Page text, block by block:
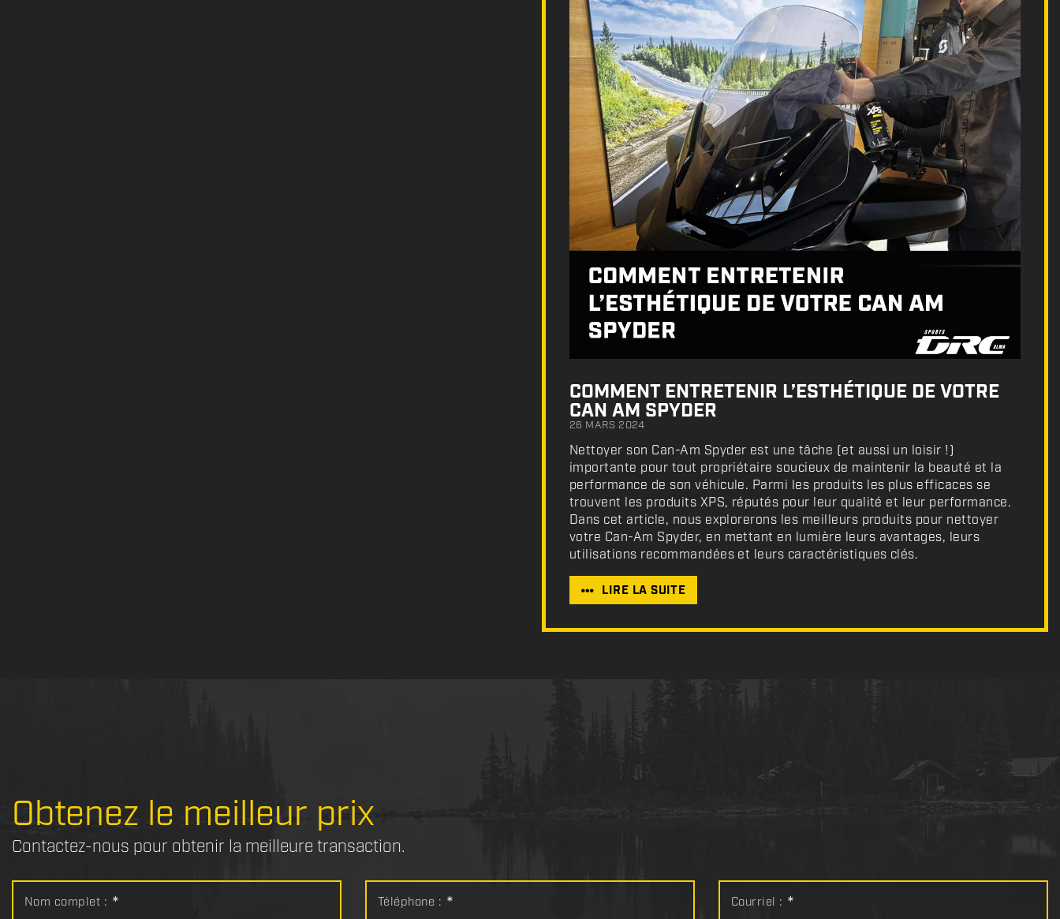
COMMENT ENTRETENIR L’ESTHÉTIQUE DE VOTRE
CAN AM SPYDER
26 MARS 2024
Nettoyer son Can-Am Spyder est une tâche (et aussi un loisir !)
importante pour tout propriétaire soucieux de maintenir la beauté et la
performance de son véhicule. Parmi les produits les plus efficaces se
trouvent les produits XPS, réputés pour leur qualité et leur performance.
Dans cet article, nous explorerons les meilleurs produits pour nettoyer
votre Can-Am Spyder, en mettant en lumière leurs avantages, leurs
utilisations recommandées et leurs caractéristiques clés.
LIRE LA SUITE
Obtenez le meilleur prix
Contactez-nous pour obtenir la meilleure transaction.
Nom complet : * Téléphone : * Courriel : *